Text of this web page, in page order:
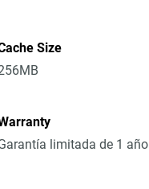
Size
limitada de 1 año